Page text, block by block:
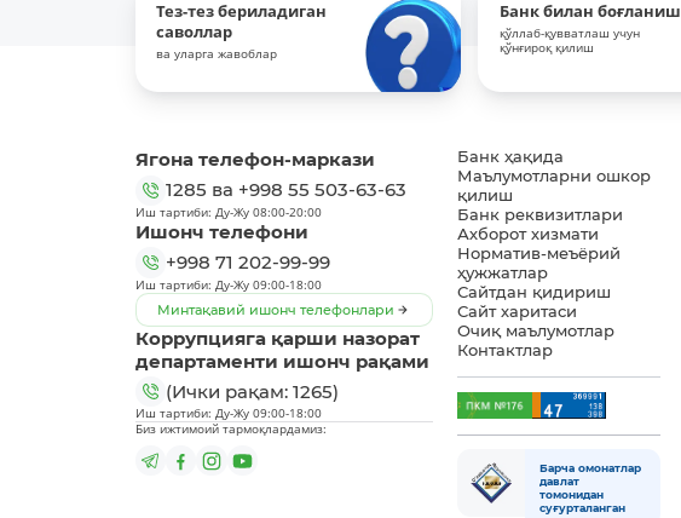
Тез-тез бериладиган
саволлар
ва уларга жавоблар
Банк билан боғланиш
қўллаб-қувватлаш учун
қўнғироқ қилиш
Ягона телефон-маркази
1285 ва +998 55 503-63-63
Иш тартиби: Ду-Жу 08:00-20:00
Ишонч телефони
+998 71 202-99-99
Иш тартиби: Ду-Жу 09:00-18:00
Минтақавий ишонч телефонлари
Коррупцияга қарши назорат
департаменти ишонч рақами
(Ички рақам: 1265)
Иш тартиби: Ду-Жу 09:00-18:00
Биз ижтимоий тармоқлардамиз:
Банк ҳақида
Маълумотларни ошкор
қилиш
Банк реквизитлари
Ахборот хизмати
Норматив-меъёрий
ҳужжатлар
Сайтдан қидириш
Сайт харитаси
Очиқ маълумотлар
Контактлар
Барча омонатлар
давлат
томонидан
суғурталанган